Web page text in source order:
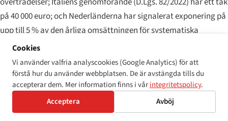
på 40 000 euro; och Nederländerna har signalerat exponering på
upp till 5 % av den årliga omsättningen för systematiska
överträdelser. De grekiska siffrorna befinner sig i EU-mitten — en
återspegling av den kalibrerade prisnivån i Grekland och
tillsynsmyndigheternas uttalade preferens för korrigeringsorder
framför höga engångsböter i den första tillsynscykeln.
Lager 2 — civila diskrimineringsskadestånd (obegränsade)
Cookies
Vi använder valfria analyscookies (Google Analytics) för att
förstå hur du använder webbplatsen. De är avstängda tills du
accepterar dem. Mer information finns i vårintegritetspolicy.
Acceptera
Avböj